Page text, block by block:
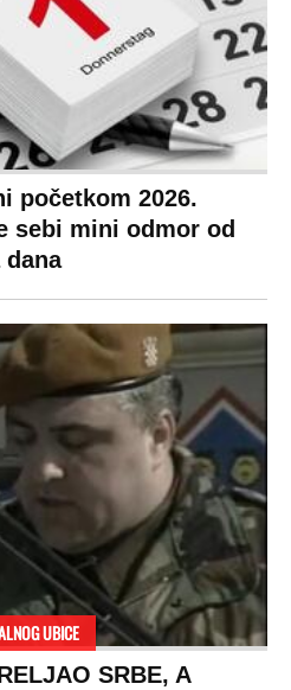
početkom 2026.
sebi mini odmor od
UBICE
SRBE, A